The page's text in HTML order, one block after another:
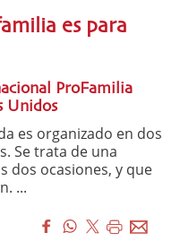
es para
ProFamilia
Unidos
es organizado en dos
Se trata de una
dos ocasiones, y que
...